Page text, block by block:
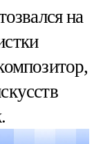
на